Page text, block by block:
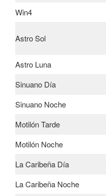
Win4
Astro Sol
Astro Luna
Sinuano Día
Sinuano Noche
Motilón Tarde
Motilón Noche
La Caribeña Día
La Caribeña Noche